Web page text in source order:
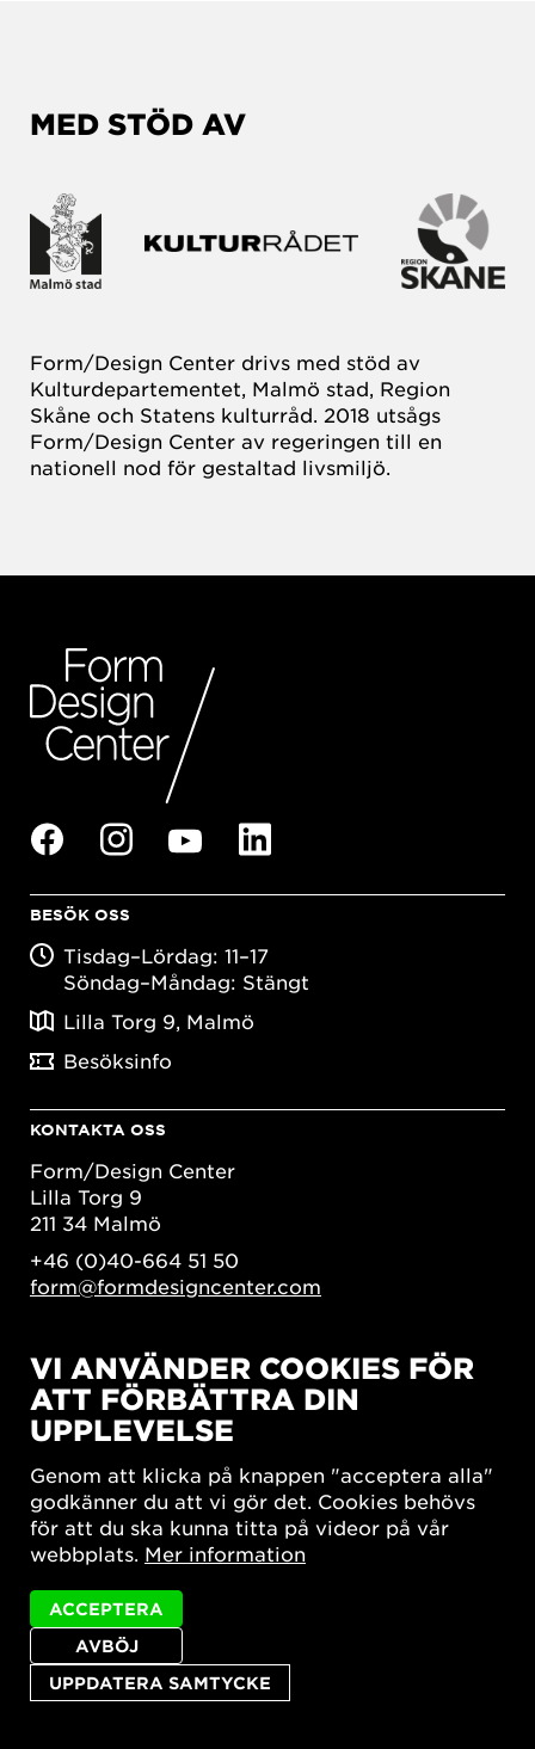
MED STÖD AV
Form/Design Center drivs med stöd av
Kulturdepartementet, Malmö stad, Region
Skåne och Statens kulturråd. 2018 utsågs
Form/Design Center av regeringen till en
nationell nod för gestaltad livsmiljö.
BESÖK OSS
Tisdag–Lördag: 11–17
Söndag–Måndag: Stängt
Lilla Torg 9, Malmö
Besöksinfo
KONTAKTA OSS
Form/Design Center
Lilla Torg 9
211 34 Malmö
+46 (0)40-664 51 50
form@formdesigncenter.com
NYHETSBREV
Fyll i din email och kryssa i ett eller flera
utskick som du är intresserad av.
E-
postadress *
Månadsbrev Branschbrev
VI ANVÄNDER COOKIES FÖR
ATT FÖRBÄTTRA DIN
UPPLEVELSE
Genom att klicka på knappen "acceptera alla"
godkänner du att vi gör det. Cookies behövs
för att du ska kunna titta på videor på vår
webbplats. Mer information
UPPDATERA SAMTYCKE
AVBÖJ
ACCEPTERA